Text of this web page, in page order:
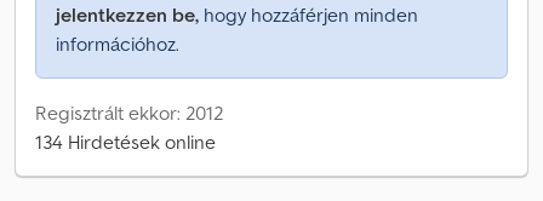
jelentkezzen be, hogy hozzáférjen minden
információhoz.
Regisztrált ekkor: 2012
134 Hirdetések online